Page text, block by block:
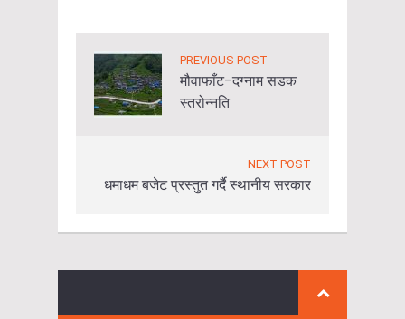
PREVIOUS POST
मौवाफाँट–दग्नाम सडक
स्तरोन्नति
NEXT POST
धमाधम बजेट प्रस्तुत गर्दै स्थानीय सरकार